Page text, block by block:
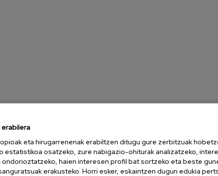
eta hirugarrenenak erabiltzen ditugu gure zerbitzuak
estatistikoa osatzeko, zure nabigazio-ohiturak analizatzeko,
ondorioztatzeko, haien interesen profil bat sortzeko eta beste
erakusteko. Horri esker, eskaintzen dugun edukia